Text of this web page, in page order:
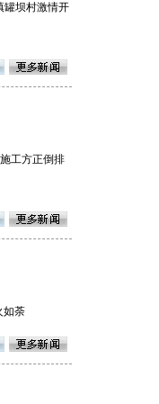
罐坝村激情开
工方正倒排
如荼